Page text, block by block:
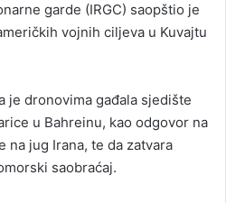
garde (IRGC) saopštio je
vojnih ciljeva u Kuvajtu
je dronovima gađala sjedište
u Bahreinu, kao odgovor na
na jug Irana, te da zatvara
saobraćaj.